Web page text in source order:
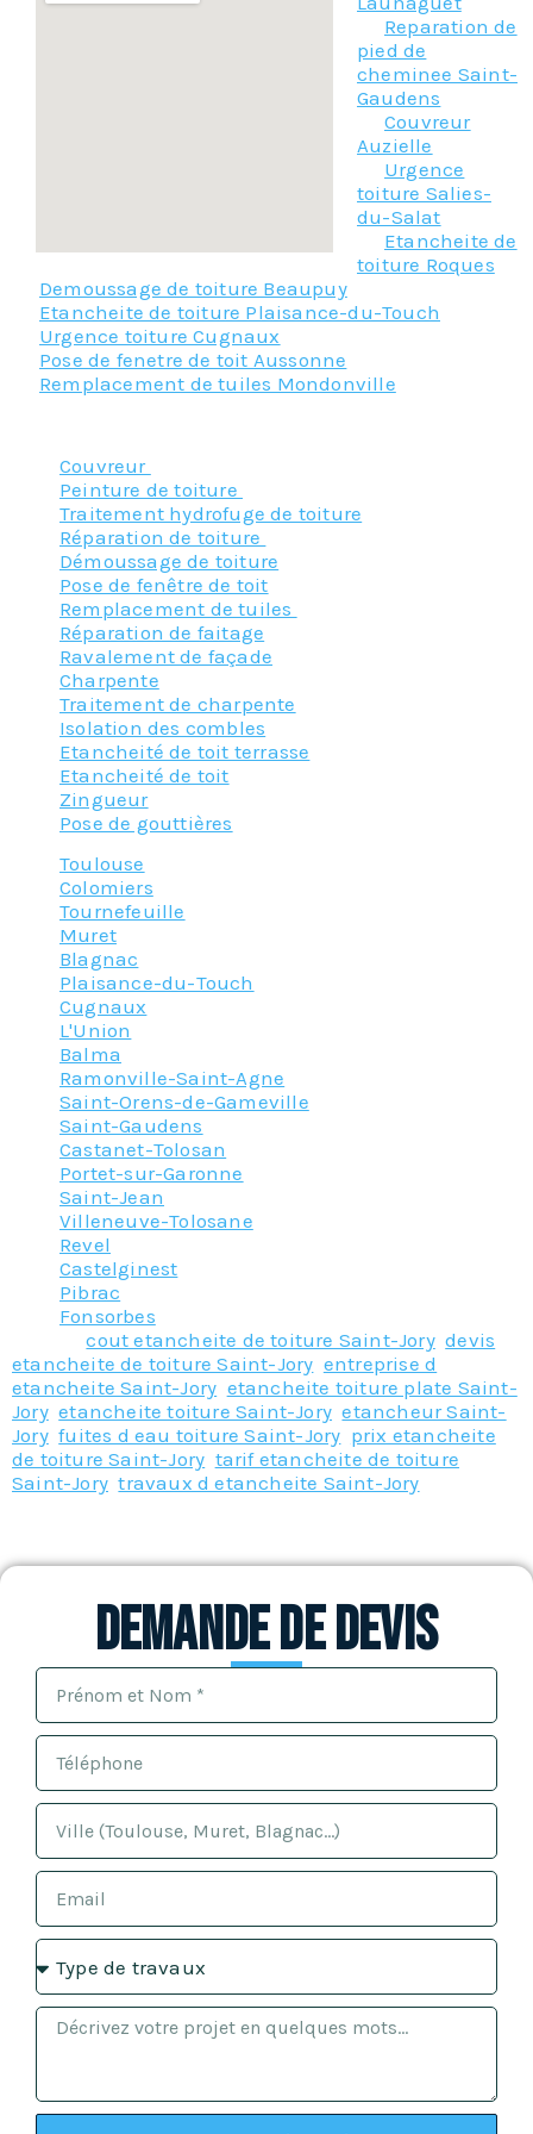
Reparation de
pied de
cheminee Saint-
Gaudens
Couvreur
Auzielle
Urgence
toiture Salies-
du-Salat
Etancheite de
toiture Roques
Demoussage de toiture Beaupuy
Etancheite de toiture Plaisance-du-Touch
Urgence toiture Cugnaux
Pose de fenetre de toit Aussonne
Remplacement de tuiles Mondonville
Couvreur
Peinture de toiture
Traitement hydrofuge de toiture
Réparation de toiture
Démoussage de toiture
Pose de fenêtre de toit
Remplacement de tuiles
Réparation de faitage
Ravalement de façade
Charpente
Traitement de charpente
Isolation des combles
Etancheité de toit terrasse
Etancheité de toit
Zingueur
Pose de gouttières
Toulouse
Colomiers
Tournefeuille
Muret
Blagnac
Plaisance-du-Touch
Cugnaux
L'Union
Balma
Ramonville-Saint-Agne
Saint-Orens-de-Gameville
Saint-Gaudens
Castanet-Tolosan
Portet-sur-Garonne
Saint-Jean
Villeneuve-Tolosane
Revel
Castelginest
Pibrac
Fonsorbes
Taggedcout etancheite de toiture Saint-Jory,devis
etancheite de toiture Saint-Jory entreprise d
etancheite Saint-Jory etancheite toiture plate Saint-
Jory,etancheite toiture Saint-Jory ,etancheur Saint-
Jory,fuites d eau toiture Saint-Jory prix etancheite
de toiture Saint-Jory tarif etancheite de toiture
Saint-Jory ,travaux d etancheite Saint-Jory
Demande de devis